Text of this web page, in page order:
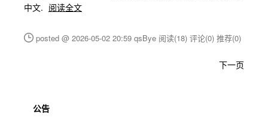
中文. 阅读全文
posted @ 2026-05-02 20:59 qsBye 阅读(18) 评论(0) 推荐(0)
下一页
公告